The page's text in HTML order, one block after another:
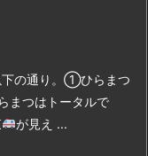
の通り。 ①ひらまつ
まつはトータルで
が見え ...